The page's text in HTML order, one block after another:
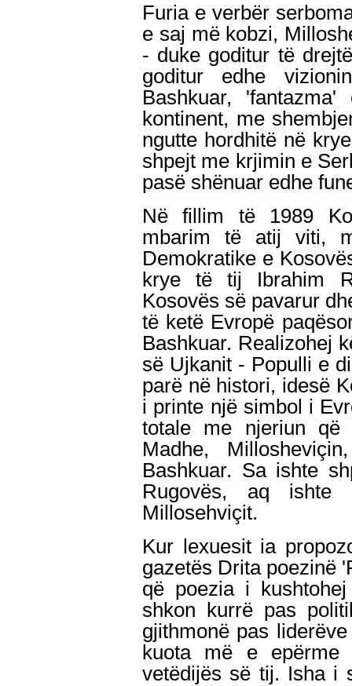
Furia e verbër
e saj më kobzi,
- duke goditur të
goditur edhe
Bashkuar,
kontinent, me
ngutte hordhitë në
shpejt me krjimin e
pasë shënuar edhe
Në fillim të 1989
mbarim të atij viti,
Demokratike e
krye të tij Ibrahim
Kosovës së pavarur
të ketë Evropë
Bashkuar. Realizohej
së Ujkanit - Populli e
parë në histori, idesë
i printe një simbol i
totale me njeriun
Madhe,
Bashkuar. Sa ishte
Rugovës, aq
Millosehviçit.
Kur lexuesit ia
gazetës Drita poezinë
që poezia i
shkon kurrë pas
gjithmonë pas
kuota më e
vetëdijës së tij. Isha i